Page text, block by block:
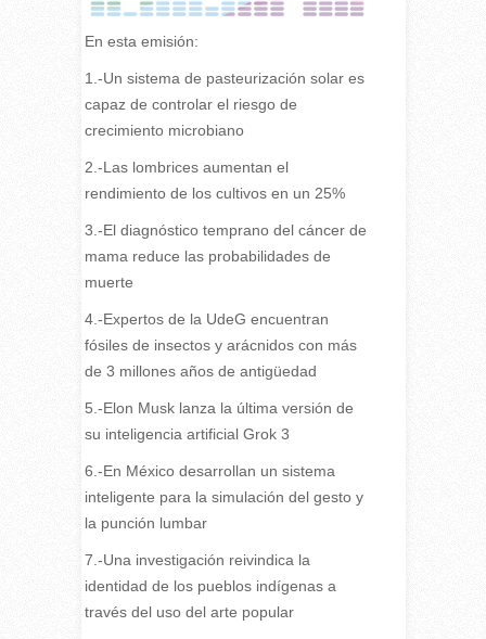
En esta emisión:
1.-Un sistema de pasteurización solar es
capaz de controlar el riesgo de
crecimiento microbiano
2.-Las lombrices aumentan el
rendimiento de los cultivos en un 25%
3.-El diagnóstico temprano del cáncer de
mama reduce las probabilidades de
muerte
4.-Expertos de la UdeG encuentran
fósiles de insectos y arácnidos con más
de 3 millones años de antigüedad
5.-Elon Musk lanza la última versión de
su inteligencia artificial Grok 3
6.-En México desarrollan un sistema
inteligente para la simulación del gesto y
la punción lumbar
7.-Una investigación reivindica la
identidad de los pueblos indígenas a
través del uso del arte popular